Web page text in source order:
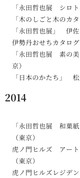
「永田哲也展 シロ
「木のしごと木のカ
「永田哲也展」 伊佐
伊勢丹おせちカタロ
「永田哲也展 素の
京）
「日本のかたち」 松
2014
「永田哲也展 和菓
（東京）
虎ノ門ヒルズ アー
（東京）
虎ノ門ヒルズレジデン